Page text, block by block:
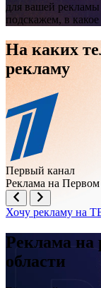
для вашей
подскажем, в
На каких
рекламу
Первый канал
Реклама на
Хочу рекламу на
Реклама на
области